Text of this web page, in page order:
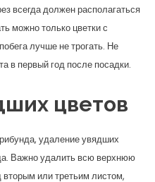
всегда должен располагаться
можно только цветки с
лучше не трогать. Не
в первый год после посадки.
цветов
удаление увядших
Важно удалить всю верхнюю
вторым или третьим листом,